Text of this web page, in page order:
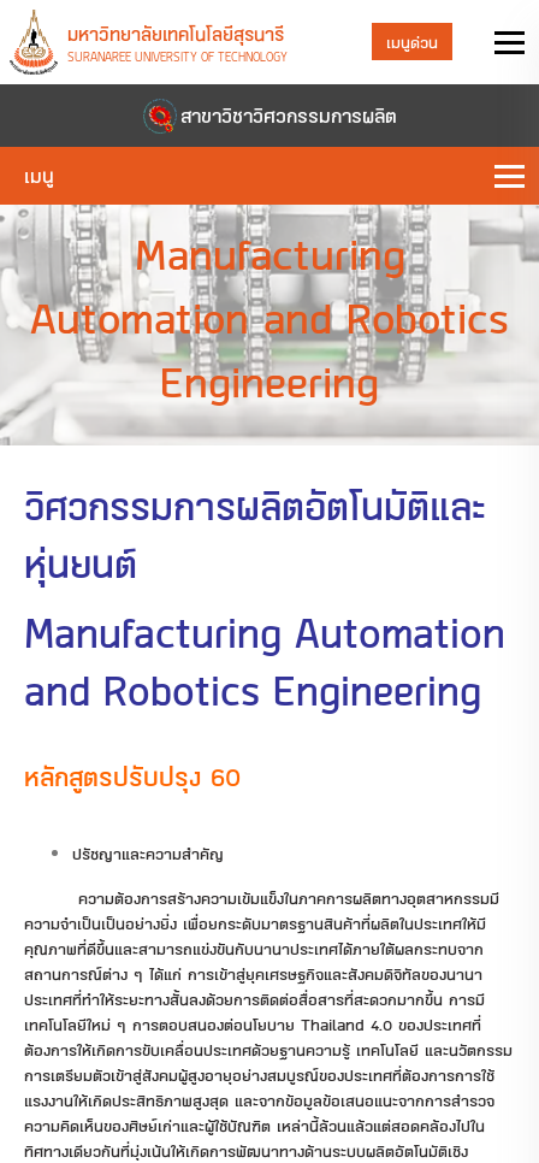
มหาวิทยาลัยเทคโนโลยีสุรนารี
SURANAREE UNIVERSITY OF TECHNOLOGY
เมนูด่วน
สาขาวิชาวิศวกรรมการผลิต
เมนู
Manufacturing
Automation and Robotics
Engineering
วิศวกรรมการผลิตอัตโนมัติและ
หุ่นยนต์
Manufacturing Automation
and Robotics Engineering
หลักสูตรปรับปรุง 60
ปรัชญาและความสำคัญ
ความต้องการสร้างความเข้มแข็งในภาคการผลิตทางอุตสาหกรรมมี
ความจำเป็นเป็นอย่างยิ่ง เพื่อยกระดับมาตรฐานสินค้าที่ผลิตในประเทศให้มี
คุณภาพที่ดีขึ้นและสามารถแข่งขันกับนานาประเทศได้ภายใต้ผลกระทบจาก
สถานการณ์ต่าง ๆ ได้แก่ การเข้าสู่ยุคเศรษฐกิจและสังคมดิจิทัลของนานา
ประเทศที่ทำให้ระยะทางสั้นลงด้วยการติดต่อสื่อสารที่สะดวกมากขึ้น การมี
เทคโนโลยีใหม่ ๆ การตอบสนองต่อนโยบาย Thailand 4.0 ของประเทศที่
ต้องการให้เกิดการขับเคลื่อนประเทศด้วยฐานความรู้ เทคโนโลยี และนวัตกรรม
การเตรียมตัวเข้าสู่สังคมผู้สูงอายุอย่างสมบูรณ์ของประเทศที่ต้องการการใช้
แรงงานให้เกิดประสิทธิภาพสูงสุด และจากข้อมูลข้อเสนอแนะจากการสำรวจ
ความคิดเห็นของศิษย์เก่าและผู้ใช้บัณฑิต เหล่านี้ล้วนแล้วแต่สอดคล้องไปใน
ทิศทางเดียวกันที่มุ่งเน้นให้เกิดการพัฒนาทางด้านระบบผลิตอัตโนมัติเชิง